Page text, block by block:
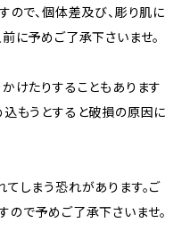
ので、個体差及び、彫り肌に
に予めご了承下さいませ。
けたりすることもあります
もうとすると破損の原因に
しまう恐れがあります。ご
で予めご了承下さいませ。